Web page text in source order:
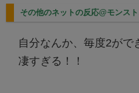
その他のネットの反応@モンス
自分なんか、毎度2がで
凄すぎる！！